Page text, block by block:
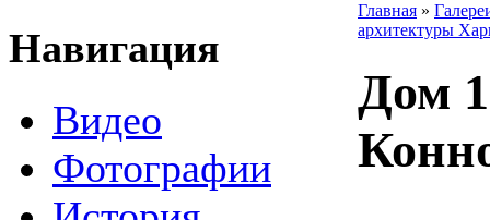
Навигация
Видео
Фотографии
Главная »
архитектуры
Дом